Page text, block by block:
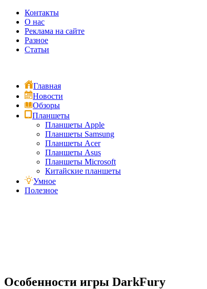
Контакты
О нас
Реклама на сайте
Разное
Статьи
Главная
Новости
Обзоры
Планшеты
Планшеты Apple
Планшеты Samsung
Планшеты Acer
Планшеты Asus
Планшеты Microsoft
Китайские планшеты
Умное
Полезное
Особенности игры DarkFury